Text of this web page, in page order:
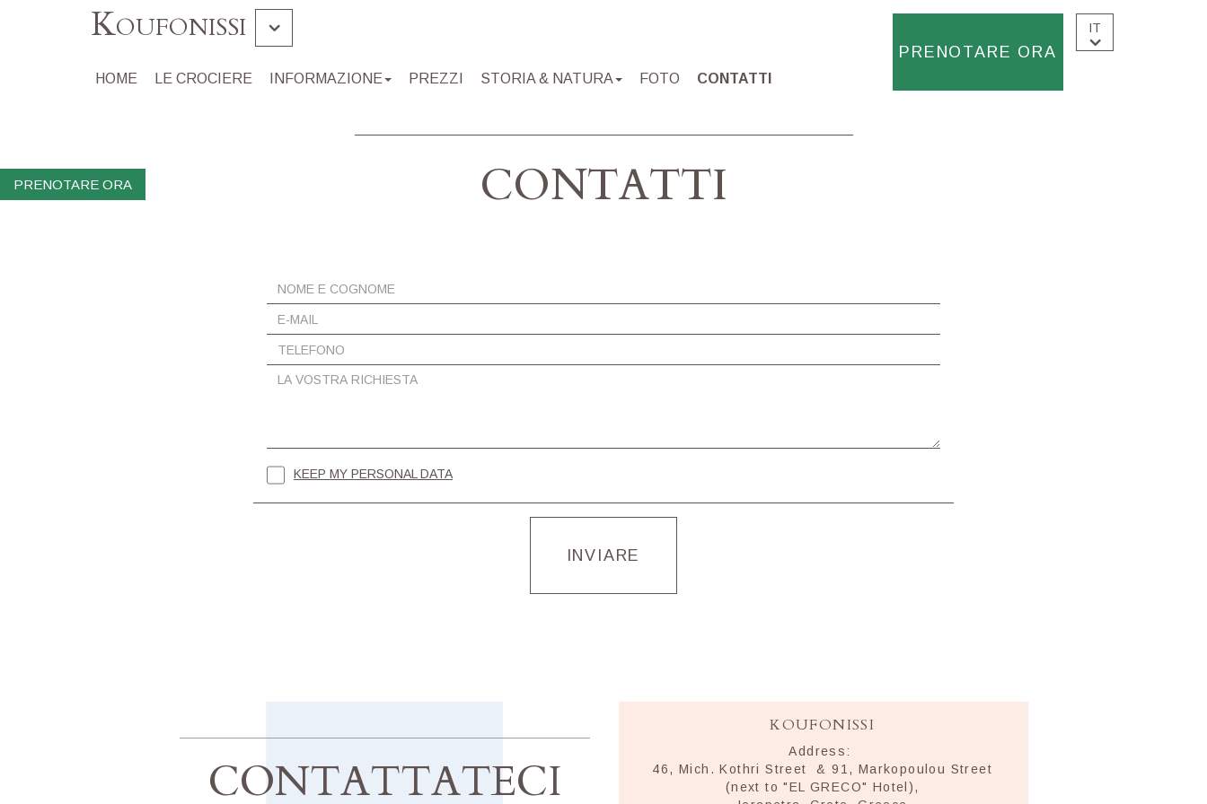
PRENOTARE ORA
IT
PRENOTARE ORA
Koufonissi
Gramvousa Balos
Souda
HOME LE CROCIERE INFORMAZIONE PREZZI STORIA & NATURA FOTO CONTATTI
CONTATTI
KEEP MY PERSONAL DATA
INVIARE
CONTATTATECI
KOUFONISSI
Address:
46, Mich. Kothri Street & 91, Markopoulou Street
(next to "EL GRECO" Hotel),